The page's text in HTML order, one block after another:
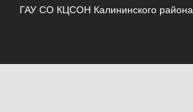
ГАУ СО КЦСОН Калининского района